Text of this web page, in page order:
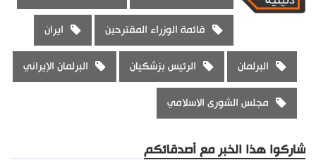
قائمة الوزراء المقترحين ايران
البرلمان الرئيس بزشكيان البرلمان الإيراني
مجلس الشورى الاسلامي
شاركوا هذا الخبر مع أصدقائكم